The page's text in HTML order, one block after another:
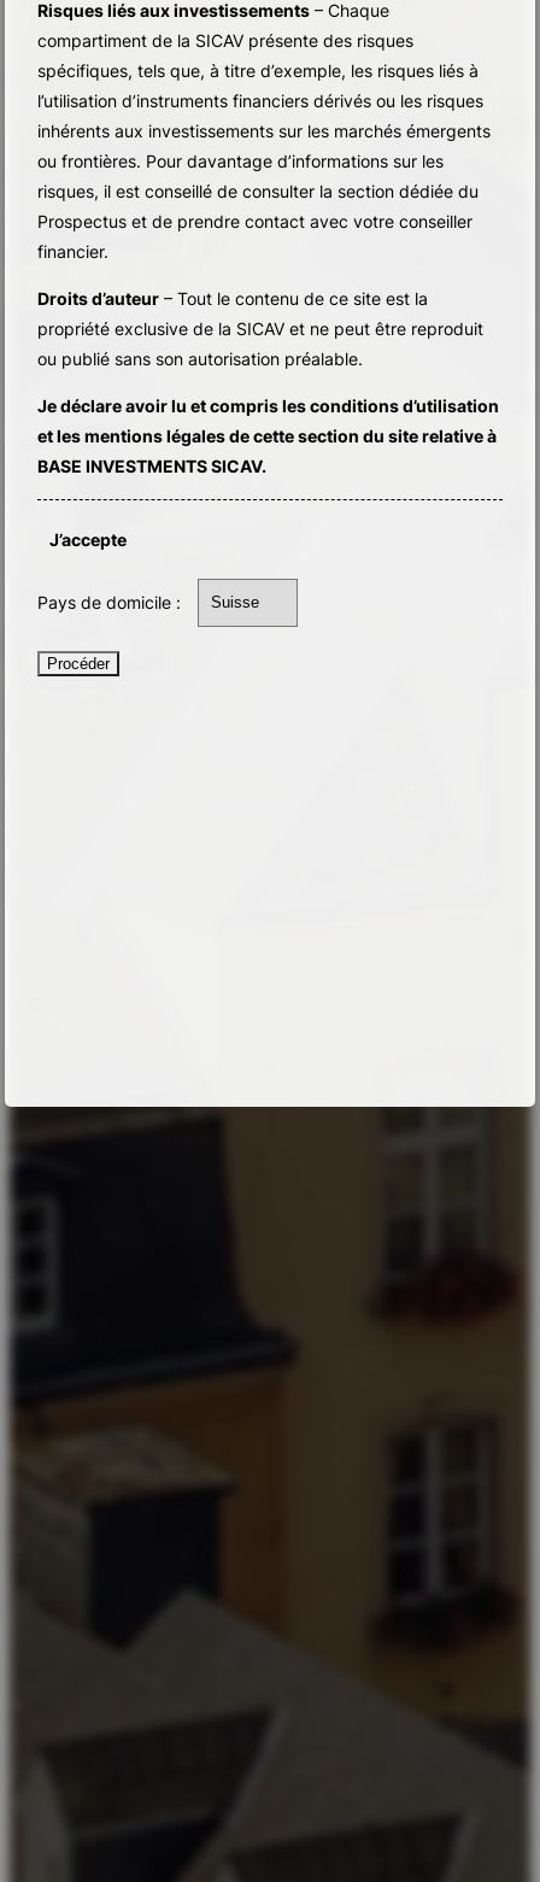
Risques liés aux investissements – Chaque
compartiment de la SICAV présente des risques
spécifiques, tels que, à titre d’exemple, les risques liés à
l’utilisation d’instruments financiers dérivés ou les risques
inhérents aux investissements sur les marchés émergents
ou frontières. Pour davantage d’informations sur les
risques, il est conseillé de consulter la section dédiée du
Prospectus et de prendre contact avec votre conseiller
financier.
Droits d’auteur – Tout le contenu de ce site est la
propriété exclusive de la SICAV et ne peut être reproduit
ou publié sans son autorisation préalable.
Je déclare avoir lu et compris les conditions d’utilisation
et les mentions légales de cette section du site relative à
BASE INVESTMENTS SICAV.
J’accepte
Pays de domicile :
Procéder